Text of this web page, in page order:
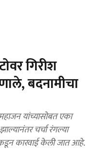
गिरीश
बदनामीचा
यांच्यासोबत एका
चर्चा रंगल्या
कारवाई केली जात आहे.